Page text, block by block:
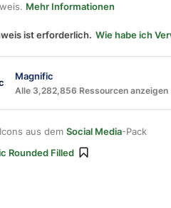
Mehr Informationen
ist erforderlich. Wie habe ich
Magnific
Alle 3,282,856 Ressourcen anzeigen
aus dem Social Media-Pack
Rounded Filled